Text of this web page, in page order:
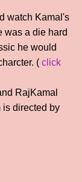
watch Kamal's
was a die hard
he would
( click
RajKamal
is directed by